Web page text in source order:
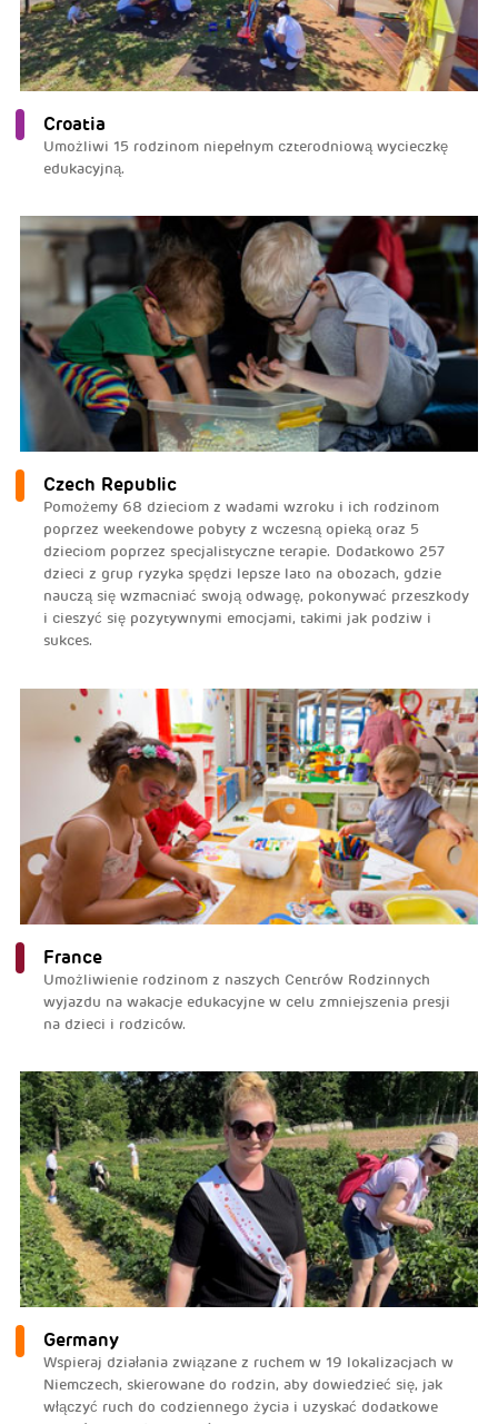
Croatia
Umożliwi 15 rodzinom niepełnym czterodniową wycieczkę
edukacyjną.
Czech Republic
Pomożemy 68 dzieciom z wadami wzroku i ich rodzinom
poprzez weekendowe pobyty z wczesną opieką oraz 5
dzieciom poprzez specjalistyczne terapie. Dodatkowo 257
dzieci z grup ryzyka spędzi lepsze lato na obozach, gdzie
nauczą się wzmacniać swoją odwagę, pokonywać przeszkody
i cieszyć się pozytywnymi emocjami, takimi jak podziw i
sukces.
France
Umożliwienie rodzinom z naszych Centrów Rodzinnych
wyjazdu na wakacje edukacyjne w celu zmniejszenia presji
na dzieci i rodziców.
Germany
Wspieraj działania związane z ruchem w 19 lokalizacjach w
Niemczech, skierowane do rodzin, aby dowiedzieć się, jak
włączyć ruch do codziennego życia i uzyskać dodatkowe